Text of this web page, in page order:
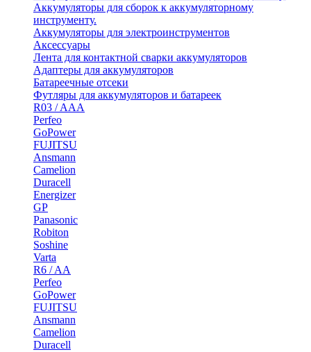
Аккумуляторы для сборок к аккумуляторному
инструменту.
Аккумуляторы для электроинструментов
Аксессуары
Лента для контактной сварки аккумуляторов
Адаптеры для аккумуляторов
Батареечные отсеки
Футляры для аккумуляторов и батареек
R03 / AAA
Perfeo
GoPower
FUJITSU
Ansmann
Camelion
Duracell
Energizer
GP
Panasonic
Robiton
Soshine
Varta
R6 / AA
Perfeo
GoPower
FUJITSU
Ansmann
Camelion
Duracell